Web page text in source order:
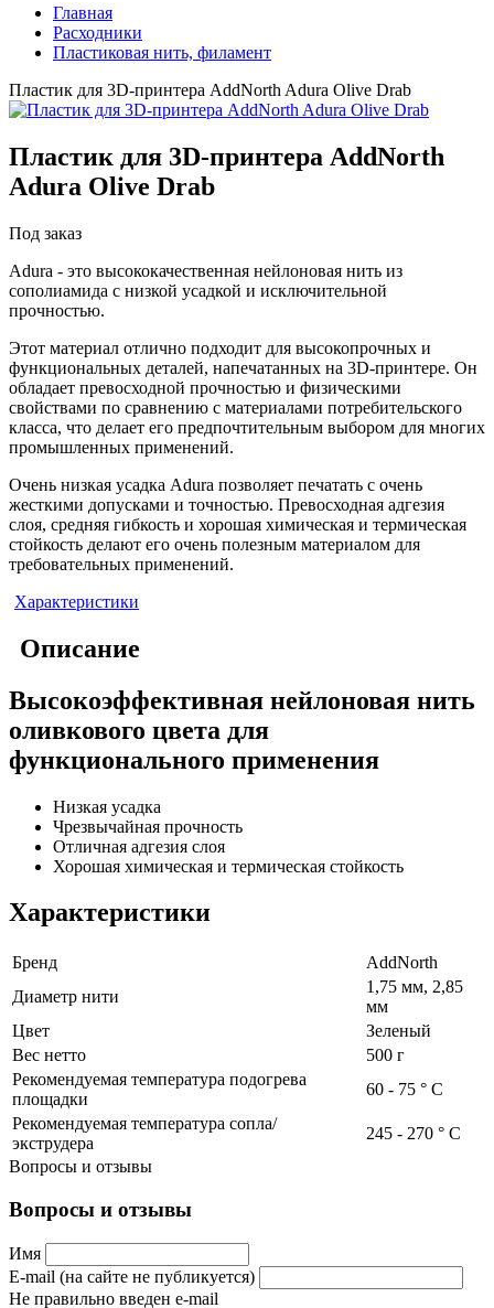
Главная
Расходники
Пластиковая нить, филамент
Пластик для 3D-принтера AddNorth Adura Olive Drab
Пластик для 3D-принтера AddNorth
Adura Olive Drab
Под заказ
Adura - это высококачественная нейлоновая нить из
сополиамида с низкой усадкой и исключительной
прочностью.
Этот материал отлично подходит для высокопрочных и
функциональных деталей, напечатанных на 3D-принтере. Он
обладает превосходной прочностью и физическими
свойствами по сравнению с материалами потребительского
класса, что делает его предпочтительным выбором для многих
промышленных применений.
Очень низкая усадка Adura позволяет печатать с очень
жесткими допусками и точностью. Превосходная адгезия
слоя, средняя гибкость и хорошая химическая и термическая
стойкость делают его очень полезным материалом для
требовательных применений.
Характеристики
Описание
Высокоэффективная нейлоновая нить
оливкового цвета для
функционального применения
Низкая усадка
Чрезвычайная прочность
Отличная адгезия слоя
Хорошая химическая и термическая стойкость
Характеристики
Бренд
AddNorth
Диаметр нити
1,75 мм, 2,85
мм
Цвет
Зеленый
Вес нетто
500 г
Рекомендуемая температура подогрева
площадки
60 - 75 ° С
Рекомендуемая температура сопла/
экструдера
245 - 270 ° С
Вопросы и отзывы
Вопросы и отзывы
Имя
E-mail (на сайте не публикуется)
Не правильно введен e-mail